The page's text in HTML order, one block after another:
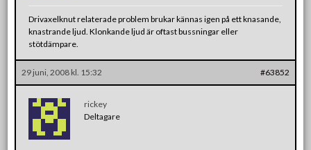
Drivaxelknut relaterade problem brukar kännas igen på ett knasande,
knastrande ljud. Klonkande ljud är oftast bussningar eller
stötdämpare.
29 juni, 2008 kl. 15:32 #63852
rickey
Deltagare